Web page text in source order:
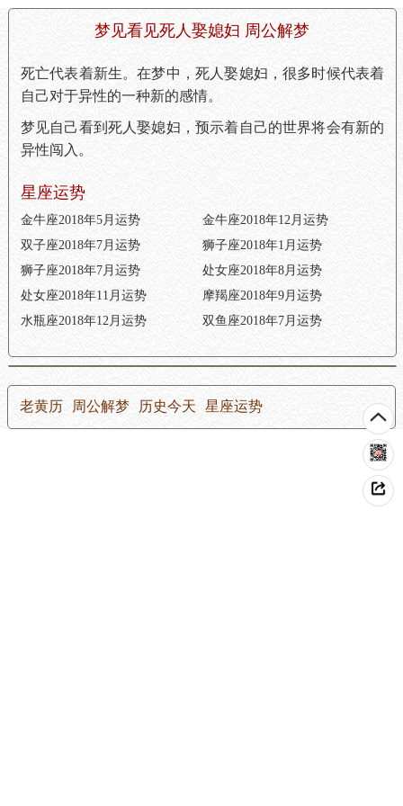
梦见看见死人娶媳妇 周公解梦
死亡代表着新生。在梦中，死人娶媳妇，很多时候代表着
自己对于异性的一种新的感情。
梦见自己看到死人娶媳妇，预示着自己的世界将会有新的
异性闯入。
星座运势
金牛座2018年5月运势
金牛座2018年12月运势
双子座2018年7月运势
狮子座2018年1月运势
狮子座2018年7月运势
处女座2018年8月运势
处女座2018年11月运势
摩羯座2018年9月运势
水瓶座2018年12月运势
双鱼座2018年7月运势
老黄历 周公解梦 历史今天 星座运势